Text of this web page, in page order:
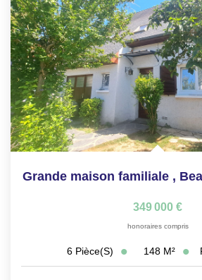
Grande maison familiale ,
349 000 €
honoraires compris
6 Pièce(s) 148 M²